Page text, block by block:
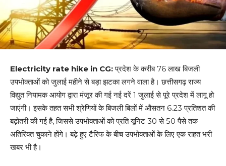
Electricity rate hike in CG:प्रदेश के करीब 76 लाख बिजली
उपभोक्ताओं को जुलाई महीने से बड़ा झटका लगने वाला है। छत्तीसगढ़ राज्य
विद्युत नियामक आयोग द्वारा मंजूर की गई नई दरें 1 जुलाई से पूरे प्रदेश में लागू हो
जाएंगी। इसके तहत सभी श्रेणियों के बिजली बिलों में औसतन 6.23 प्रतिशत की
बढ़ोतरी की गई है, जिससे उपभोक्ताओं को प्रति यूनिट 30 से 50 पैसे तक
अतिरिक्त चुकाने होंगे। बढ़े हुए टैरिफ के बीच उपभोक्ताओं के लिए एक राहत भरी
खबर भी है।